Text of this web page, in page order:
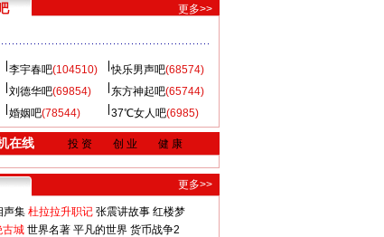
更多>>
李宇春吧(104510) 快乐男声吧(68574)
刘德华吧(69854) 东方神起吧(65744)
婚姻吧(78544) 37℃女人吧(6985)
在线 投 资 创 业 健 康
更多>>
声集 杜拉拉升职记 张震讲故事 红楼梦
古城 世界名著 平凡的世界 货币战争2